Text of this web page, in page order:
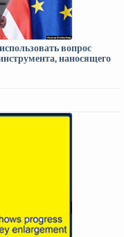
вопрос
наносящего